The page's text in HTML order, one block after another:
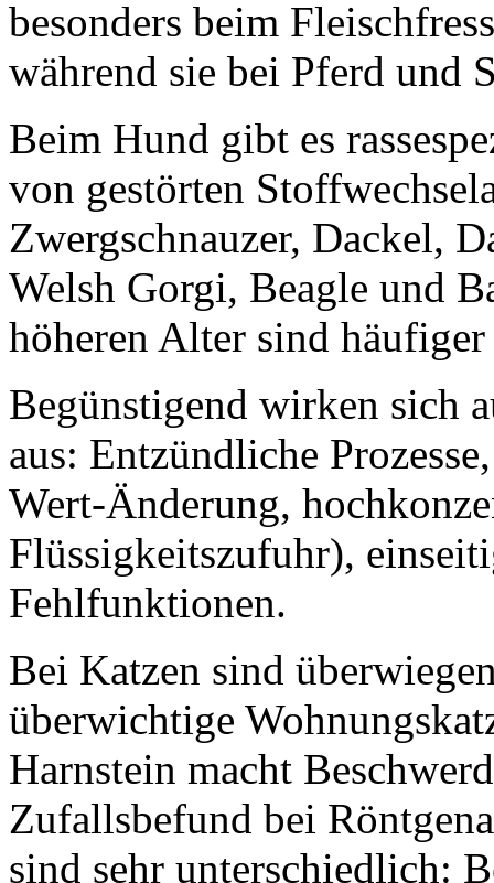
besonders beim
während sie bei Pferd und
Beim Hund gibt es
von gestörten
Zwergschnauzer, Dackel,
Welsh Gorgi, Beagle und
höheren Alter sind
Begünstigend wirken sich
aus: Entzündliche
Wert-Änderung,
Flüssigkeitszufuhr),
Fehlfunktionen.
Bei Katzen sind
überwichtige
Harnstein macht
Zufallsbefund bei
sind sehr unterschiedlich: